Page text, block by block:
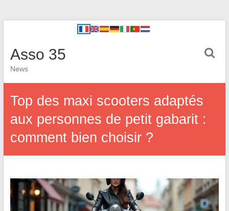
Asso 35
News
Top des maxi scooters adaptés
aux personnes de petit gabarit :
comment bien choisir ?